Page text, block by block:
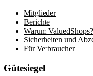
Mitglieder
Berichte
Warum ValuedShops?
Sicherheiten und
Für Verbraucher
Gütesiegel